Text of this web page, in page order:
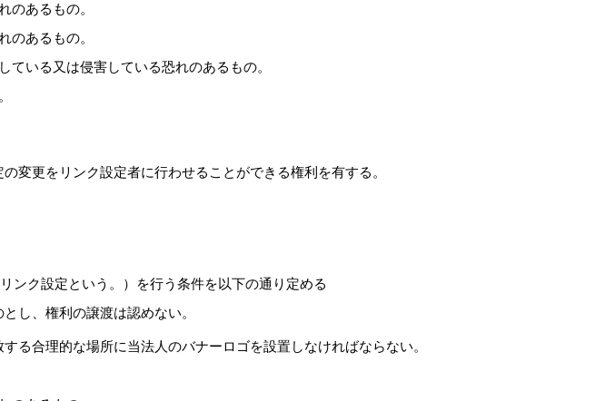
のあるもの。
のあるもの。
いる又は侵害している恐れのあるもの。
変更をリンク設定者に行わせることができる権利を有する。
ンク設定という。）を行う条件を以下の通り定める
し、権利の譲渡は認めない。
る合理的な場所に当法人のバナーロゴを設置しなければならない。